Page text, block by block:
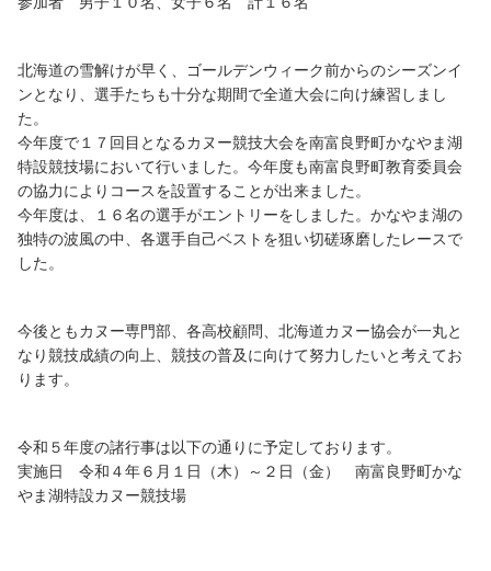
北海道の雪解けが早く、ゴールデンウィーク前からのシーズンイ
ンとなり、選手たちも十分な期間で全道大会に向け練習しまし
た。
今年度で１７回目となるカヌー競技大会を南富良野町かなやま湖
特設競技場において行いました。今年度も南富良野町教育委員会
の協力によりコースを設置することが出来ました。
今年度は、１６名の選手がエントリーをしました。かなやま湖の
独特の波風の中、各選手自己ベストを狙い切磋琢磨したレースで
した。
今後ともカヌー専門部、各高校顧問、北海道カヌー協会が一丸と
なり競技成績の向上、競技の普及に向けて努力したいと考えてお
ります。
令和５年度の諸行事は以下の通りに予定しております。
実施日 令和４年６月１日（木）～２日（金） 南富良野町かな
やま湖特設カヌー競技場